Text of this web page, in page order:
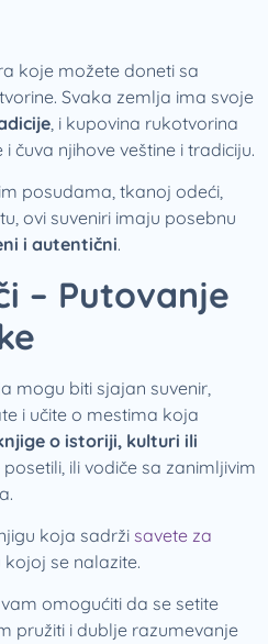
koje možete doneti sa
Svaka zemlja ima svoje
, i kupovina rukotvorina
čuva njihove veštine i tradiciju.
posudama, tkanoj odeći,
ovi suveniri imaju posebnu
i autentični.
– Putovanje
mogu biti sjajan suvenir,
i učite o mestima koja
o istoriji, kulturi ili
ili vodiče sa zanimljivim
koja sadrži savete za
se nalazite.
omogućiti da se setite
pružiti i dublje razumevanje